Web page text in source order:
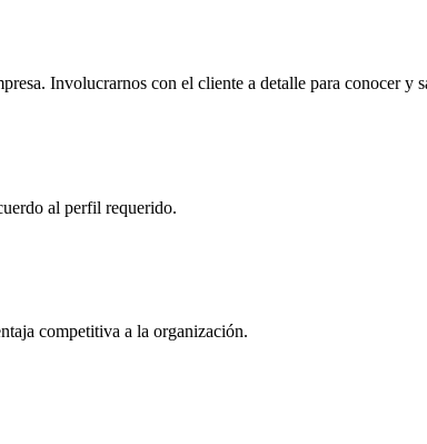
Involucrarnos con el cliente a detalle para conocer y
al perfil requerido.
competitiva a la organización.